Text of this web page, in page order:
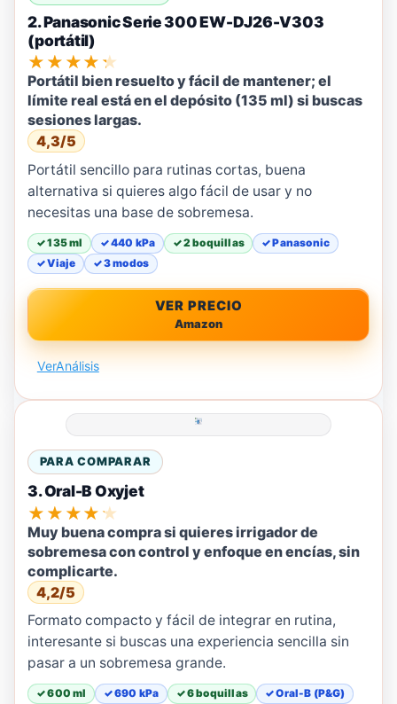
2. Panasonic Serie 300 EW-DJ26-V303
(portátil)
★★★★★
Portátil bien resuelto y fácil de mantener; el
límite real está en el depósito (135 ml) si buscas
sesiones largas.
4,3/5
Portátil sencillo para rutinas cortas, buena
alternativa si quieres algo fácil de usar y no
necesitas una base de sobremesa.
✓ 135 ml ✓ 440 kPa ✓ 2 boquillas
✓ Panasonic
✓ Viaje
✓ 3 modos
VER PRECIO
Amazon
VerAnálisis
PARA COMPARAR
3. Oral-B Oxyjet
★★★★★
Muy buena compra si quieres irrigador de
sobremesa con control y enfoque en encías, sin
complicarte.
4,2/5
Formato compacto y fácil de integrar en rutina,
interesante si buscas una experiencia sencilla sin
pasar a un sobremesa grande.
✓ 600 ml ✓ 690 kPa ✓ 6 boquillas
✓ Oral-B (P&G)